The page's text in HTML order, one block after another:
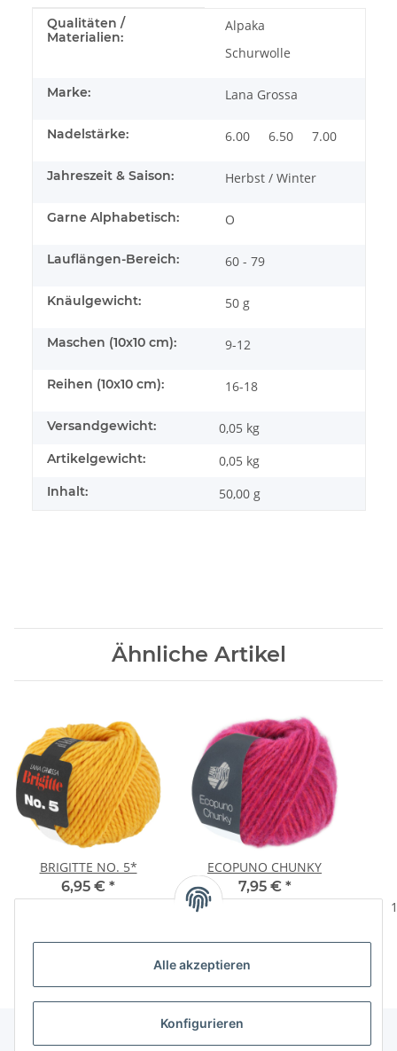
Alle akzeptieren
Konfigurieren
Produkteigenschaft
Wert
Qualitäten /
Materialien:
Alpaka
Schurwolle
Marke: Lana Grossa
Nadelstärke: 6.00 6.50 7.00
Jahreszeit & Saison: Herbst / Winter
Garne Alphabetisch: O
Lauflängen-Bereich: 60 - 79
Knäulgewicht: 50 g
Maschen (10x10 cm): 9-12
Reihen (10x10 cm): 16-18
Versandgewicht: 0,05 kg
Artikelgewicht: 0,05 kg
Inhalt: 50,00 g
Ähnliche Artikel
BRIGITTE NO. 5*
6,95 € *
ECOPUNO CHUNKY
7,95 € *